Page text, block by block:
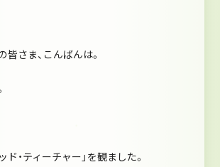
皆さま、こんばんは。
ド・ティーチャー」を観ました。